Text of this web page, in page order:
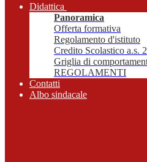
Didattica
Panoramica
Offerta formativa
Regolamento d'istituto
Credito Scolastico a.s.
Griglia di
REGOLAMENTI
Contatti
Albo sindacale